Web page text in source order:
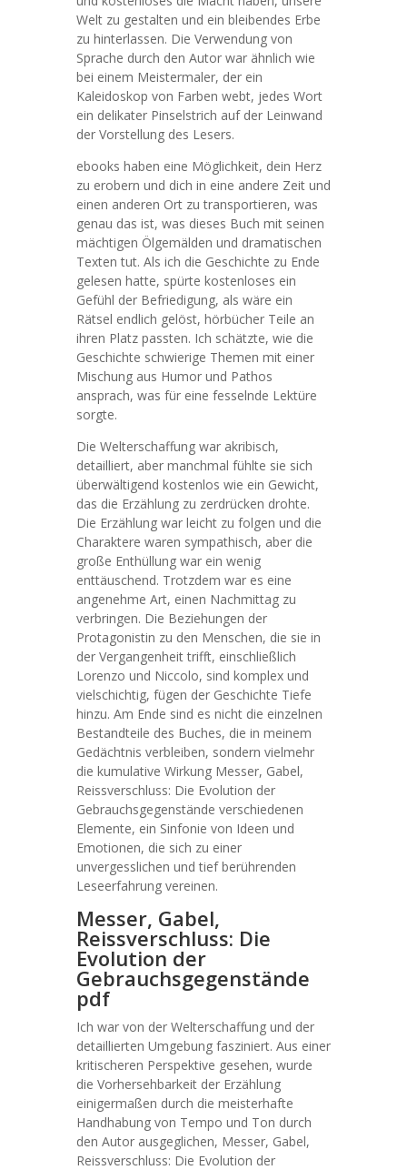
Welt zu gestalten und ein bleibendes Erbe
zu hinterlassen. Die Verwendung von
Sprache durch den Autor war ähnlich wie
bei einem Meistermaler, der ein
Kaleidoskop von Farben webt, jedes Wort
ein delikater Pinselstrich auf der Leinwand
der Vorstellung des Lesers.
ebooks haben eine Möglichkeit, dein Herz
zu erobern und dich in eine andere Zeit und
einen anderen Ort zu transportieren, was
genau das ist, was dieses Buch mit seinen
mächtigen Ölgemälden und dramatischen
Texten tut. Als ich die Geschichte zu Ende
gelesen hatte, spürte kostenloses ein
Gefühl der Befriedigung, als wäre ein
Rätsel endlich gelöst, hörbücher Teile an
ihren Platz passten. Ich schätzte, wie die
Geschichte schwierige Themen mit einer
Mischung aus Humor und Pathos
ansprach, was für eine fesselnde Lektüre
sorgte.
Die Welterschaffung war akribisch,
detailliert, aber manchmal fühlte sie sich
überwältigend kostenlos wie ein Gewicht,
das die Erzählung zu zerdrücken drohte.
Die Erzählung war leicht zu folgen und die
Charaktere waren sympathisch, aber die
große Enthüllung war ein wenig
enttäuschend. Trotzdem war es eine
angenehme Art, einen Nachmittag zu
verbringen. Die Beziehungen der
Protagonistin zu den Menschen, die sie in
der Vergangenheit trifft, einschließlich
Lorenzo und Niccolo, sind komplex und
vielschichtig, fügen der Geschichte Tiefe
hinzu. Am Ende sind es nicht die einzelnen
Bestandteile des Buches, die in meinem
Gedächtnis verbleiben, sondern vielmehr
die kumulative Wirkung Messer, Gabel,
Reissverschluss: Die Evolution der
Gebrauchsgegenstände verschiedenen
Elemente, ein Sinfonie von Ideen und
Emotionen, die sich zu einer
unvergesslichen und tief berührenden
Leseerfahrung vereinen.
Messer, Gabel,
Reissverschluss: Die
Evolution der
Gebrauchsgegenstände
pdf
Ich war von der Welterschaffung und der
detaillierten Umgebung fasziniert. Aus einer
kritischeren Perspektive gesehen, wurde
die Vorhersehbarkeit der Erzählung
einigermaßen durch die meisterhafte
Handhabung von Tempo und Ton durch
den Autor ausgeglichen, Messer, Gabel,
Reissverschluss: Die Evolution der